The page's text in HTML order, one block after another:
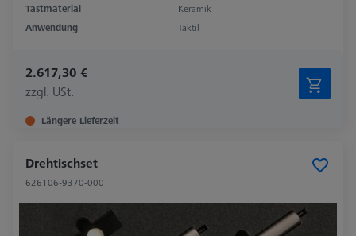
Tastmaterial
Keramik
Anwendung
Taktil
2.617,30 €
zzgl. USt.
Längere Lieferzeit
Drehtischset
626106-9370-000